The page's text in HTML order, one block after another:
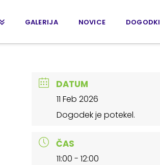
GALERIJA NOVICE DOGODKI
DATUM
11 Feb 2026
Dogodek je potekel.
ČAS
11:00 - 12:00